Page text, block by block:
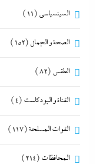
السينسياسي (11)
الصحة و الجمال (152)
الطقس (82)
القناة و البودكاست (4)
القوات المسلحة(117)
المحافظات (214)